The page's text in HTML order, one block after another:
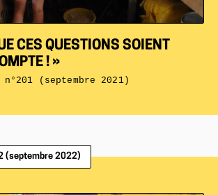
CES QUESTIONS SOIENT
! »
(septembre 2021)
(septembre 2022)